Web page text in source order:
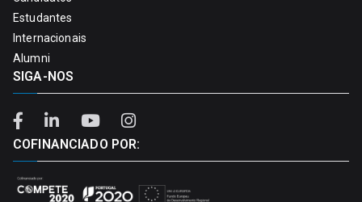
Estudantes
Internacionais
Alumni
SIGA-NOS
COFINANCIADO POR: